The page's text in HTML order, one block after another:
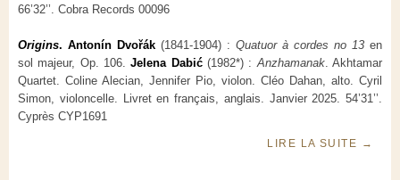
66’32’’. Cobra Records 00096
Origins. Antonín Dvořák (1841-1904) : Quatuor à cordes no 13 en
sol majeur, Op. 106.Jelena Dabić(1982*) :Anzhamanak. Akhtamar
Quartet. Coline Alecian, Jennifer Pio, violon. Cléo Dahan, alto. Cyril
Simon, violoncelle. Livret en français, anglais. Janvier 2025. 54’31’’.
Cyprès CYP1691
LIRE LA SUITE →